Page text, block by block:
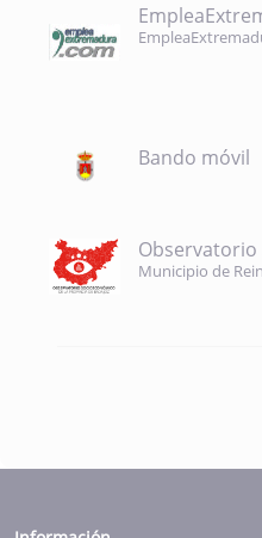
Bando móvil
Municipio de